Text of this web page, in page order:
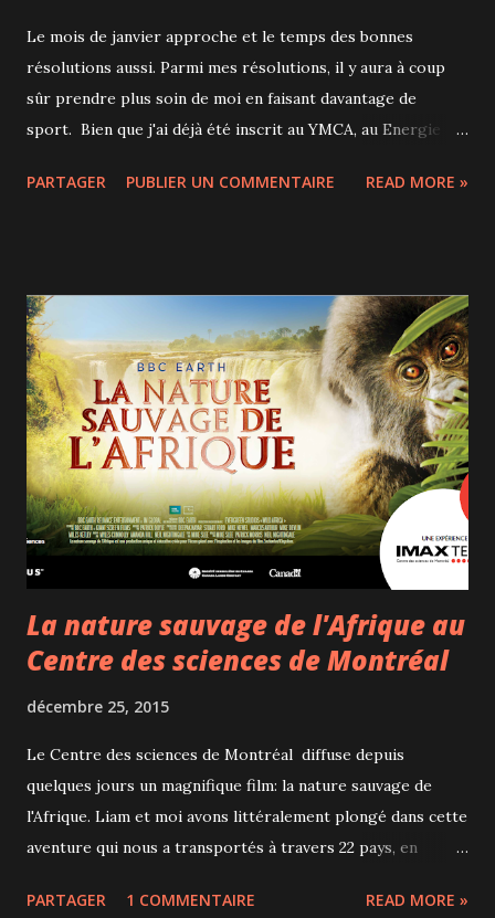
Le mois de janvier approche et le temps des bonnes
résolutions aussi. Parmi mes résolutions, il y aura à coup
sûr prendre plus soin de moi en faisant davantage de
sport. Bien que j'ai déjà été inscrit au YMCA, au Energie
encore jamais testée : Midtown le sporting club sanctuaire .
dis gym, mais on est loin d'un gym traditionnel. Le Midtown
se revendique comme un club, un sanctuaire. Dans ce club,
on s'entraîne (seul, en groupe, ou avec un coach), on prend
soin de soi (spa, massothérapie, esthétique, clinique de
nutrition), on peut profiter d'une belle carte au M Café ou
au club de vin, on crée des liens avec la communauté. Si vous
aimez le sport voire même papillonner entre différentes
activités sportiv...
PARTAGER PUBLIER UN COMMENTAIRE READ MORE »
La nature sauvage de l'Afrique au
Centre des sciences de Montréal
décembre 25, 2015
Le Centre des sciences de Montréal diffuse depuis
quelques jours un magnifique film: la nature sauvage de
l'Afrique. Liam et moi avons littéralement plongé dans cette
aventure qui nous a transportés à travers 22 pays, en
travers de somptueux paysages comme le Mont Kenya, le
PARTAGER 1 COMMENTAIRE READ MORE »